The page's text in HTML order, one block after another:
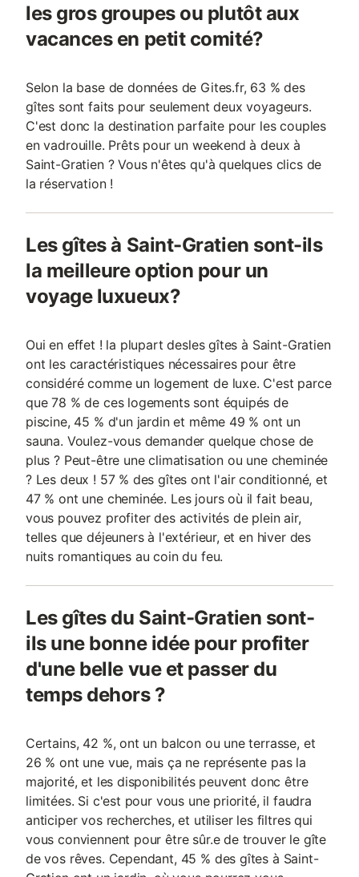
les gros groupes ou plutôt aux
vacances en petit comité?
Selon la base de données de Gites.fr, 63 % des
gîtes sont faits pour seulement deux voyageurs.
C'est donc la destination parfaite pour les couples
en vadrouille. Prêts pour un weekend à deux à
Saint-Gratien ? Vous n'êtes qu'à quelques clics de
la réservation !
Les gîtes à Saint-Gratien sont-ils
la meilleure option pour un
voyage luxueux?
Oui en effet ! la plupart desles gîtes à Saint-Gratien
ont les caractéristiques nécessaires pour être
considéré comme un logement de luxe. C'est parce
que 78 % de ces logements sont équipés de
piscine, 45 % d'un jardin et même 49 % ont un
sauna. Voulez-vous demander quelque chose de
plus ? Peut-être une climatisation ou une cheminée
? Les deux ! 57 % des gîtes ont l'air conditionné, et
47 % ont une cheminée. Les jours où il fait beau,
vous pouvez profiter des activités de plein air,
telles que déjeuners à l'extérieur, et en hiver des
nuits romantiques au coin du feu.
Les gîtes du Saint-Gratien sont-
ils une bonne idée pour profiter
d'une belle vue et passer du
temps dehors ?
Certains, 42 %, ont un balcon ou une terrasse, et
26 % ont une vue, mais ça ne représente pas la
majorité, et les disponibilités peuvent donc être
limitées. Si c'est pour vous une priorité, il faudra
anticiper vos recherches, et utiliser les filtres qui
vous conviennent pour être sûr.e de trouver le gîte
de vos rêves. Cependant, 45 % des gîtes à Saint-